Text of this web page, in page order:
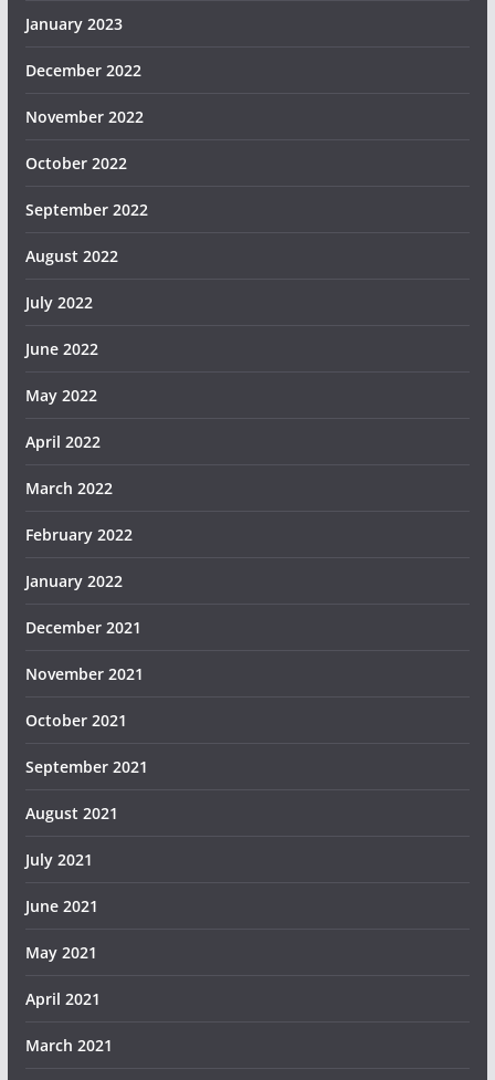
January 2023
December 2022
November 2022
October 2022
September 2022
August 2022
July 2022
June 2022
May 2022
April 2022
March 2022
February 2022
January 2022
December 2021
November 2021
October 2021
September 2021
August 2021
July 2021
June 2021
May 2021
April 2021
March 2021